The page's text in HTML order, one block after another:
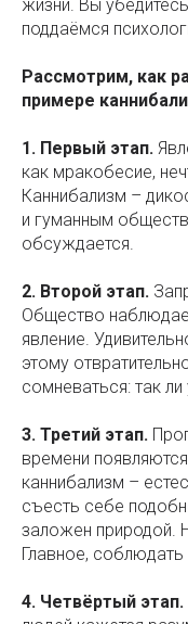
жизни. Вы
поддаёмся
Рассмотрим, как
примере
1. Первый этап.
как мракобесие,
Каннибализм –
и гуманным
обсуждается.
2. Второй этап.
Общество
явление.
этому
сомневаться: так
3. Третий этап.
времени
каннибализм –
съесть себе
заложен природой.
Главное,
4. Четвёртый этап.